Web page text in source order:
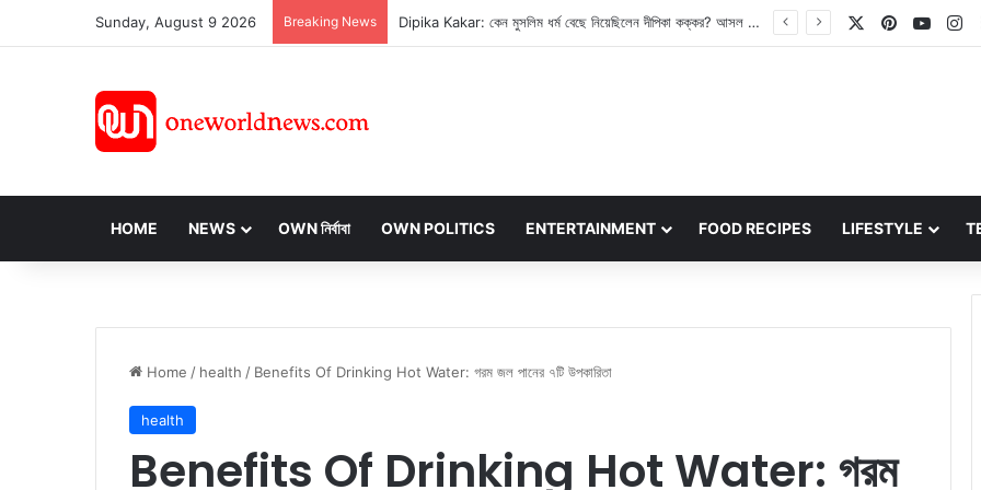
Sunday, August 9 2026 Breaking News Bigg Boss Bangla: ৩০শে আগস্ট থেকে সম্প্রচার শুরু হতে চলেছে বিগ বস বাংলার! কারা হচ্ছেন প্রতিযোগী? জেনে নিন Pinterest
HOME NEWS OWN নির্বাবা OWN POLITICS ENTERTAINMENT FOOD RECIPES LIFESTYLE
Home / health / Benefits Of Drinking Hot Water: গরম জল পানের ৭টি উপকারিতা
health
Benefits Of Drinking Hot Water: গরম